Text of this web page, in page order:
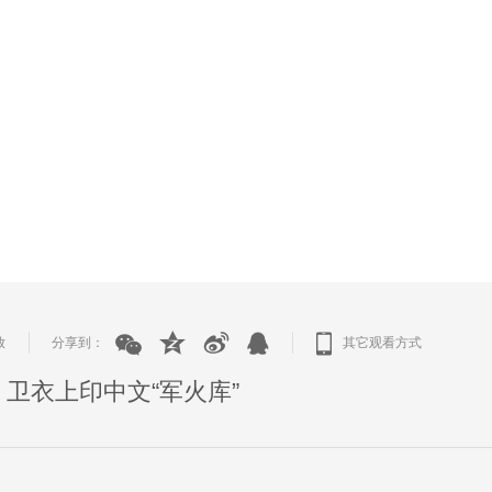
分享到： 其它观看方式
衣上印中文“军火库”